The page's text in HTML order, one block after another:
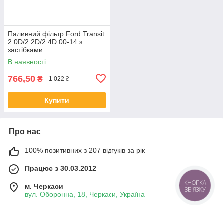
Паливний фільтр Ford Transit
2.0D/2.2D/2.4D 00-14 з
застібками
В наявності
766,50 ₴ 1 022 ₴
Купити
Про нас
100% позитивних з 207 відгуків за рік
Працює з 30.03.2012
м. Черкаси
вул. Оборонна, 18, Черкаси, Україна
КНОПКА
ЗВ'ЯЗКУ